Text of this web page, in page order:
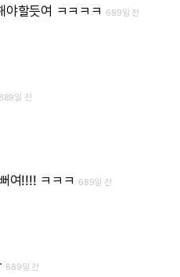
야할듯여 ㅋㅋㅋㅋ 689일 전
689일 전
여!!!! ㅋㅋㅋ 689일 전
689일 전